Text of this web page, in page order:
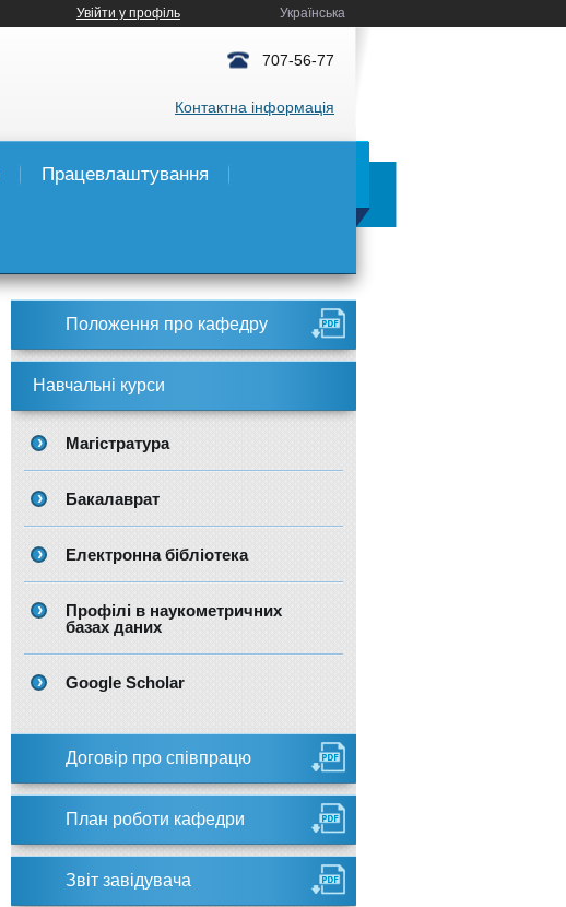
Увійти у профіль Українська
707-56-77
Контактна інформація
Працевлаштування
Положення про кафедру
Навчальні курси
Магістратура
Бакалаврат
Електронна бібліотека
Профілі в наукометричних
базах даних
Google Scholar
Договір про співпрацю
План роботи кафедри
Звіт завідувача